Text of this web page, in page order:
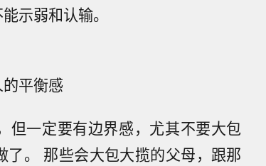
示弱和认输。
平衡感
但一定要有边界感，尤其不要大包
。 那些会大包大揽的父母，跟那